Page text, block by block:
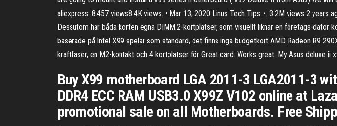
aliexpress. 8,457 views8.4K views. • Mar 13, 2020 Linus Tech Tips. •. 3.2M views 2
Dessutom har båda korten egna DIMM.2-kortplatser, som visuellt liknar en företags-
baserade på Intel X99 spelar som standard, det finns inga budgetkort AMD Radeon R9
kraftfaser, en M2-kontakt och 4 kortplatser för Great card. Works great. My Asus deluxe
Buy X99 motherboard LGA 2011-3 LGA2011-3
DDR4 ECC RAM USB3.0 X99Z V102 online at
promotional sale on all Motherboards. Free